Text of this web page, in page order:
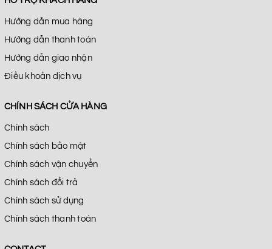
Hướng dẫn mua hàng
Hướng dẫn thanh toán
Hướng dẫn giao nhận
Điều khoản dịch vụ
CHÍNH SÁCH CỬA HÀNG
Chính sách
Chính sách bảo mật
Chính sách vận chuyển
Chính sách đổi trả
Chính sách sử dụng
Chính sách thanh toán